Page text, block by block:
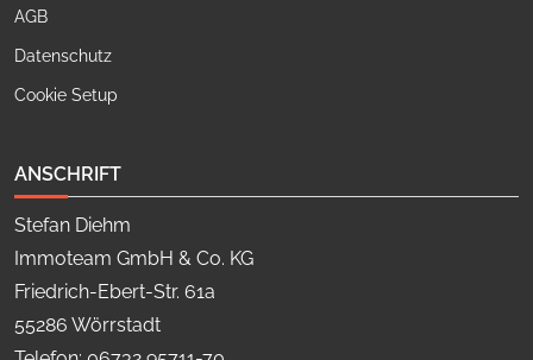
AGB
Datenschutz
Cookie Setup
ANSCHRIFT
Stefan Diehm
Immoteam GmbH & Co. KG
Friedrich-Ebert-Str. 61a
55286 Wörrstadt